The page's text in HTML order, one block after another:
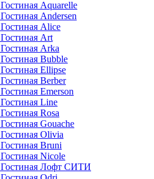
Гостиная Aquarelle
Гостиная Andersen
Гостиная Alice
Гостиная Art
Гостиная Arka
Гостиная Bubble
Гостиная Ellipse
Гостиная Berber
Гостиная Emerson
Гостиная Line
Гостиная Rosa
Гостиная Gouache
Гостиная Olivia
Гостиная Bruni
Гостиная Nicole
Гостиная Лофт СИТИ